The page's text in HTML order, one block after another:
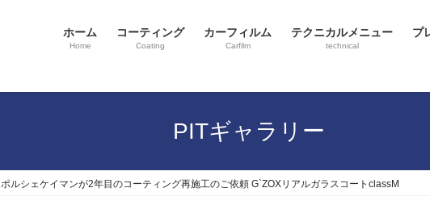
ホーム
Home
コーティング
Coating
カーフィルム
Carfilm
テクニカルメニュー
technical
プ
PITギャラリー
ポルシェケイマンが2年目のコーティング再施工のご依頼 G`ZOXリアルガラスコートclassM